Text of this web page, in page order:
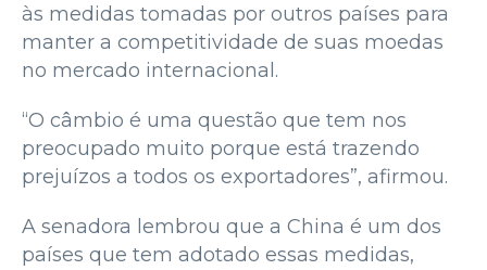
às medidas tomadas por outros países para
manter a competitividade de suas moedas
no mercado internacional.
“O câmbio é uma questão que tem nos
preocupado muito porque está trazendo
prejuízos a todos os exportadores”, afirmou.
A senadora lembrou que a China é um dos
países que tem adotado essas medidas,